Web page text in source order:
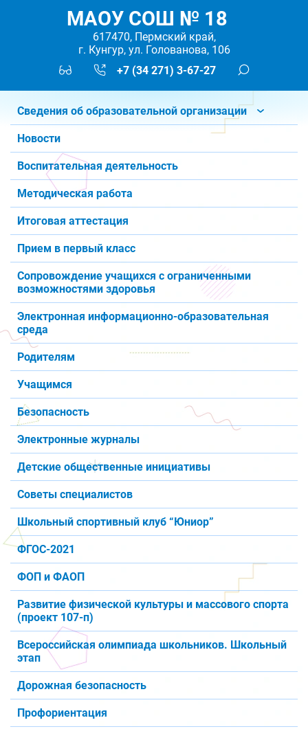
МАОУ СОШ № 18
617470, Пермский край,
г. Кунгур, ул. Голованова, 106
+7 (34 271) 3-67-27
Сведения об образовательной организации
Новости
Воспитательная деятельность
Методическая работа
Итоговая аттестация
Прием в первый класс
Сопровождение учащихся с ограниченными
возможностями здоровья
Электронная информационно-образовательная
среда
Родителям
Учащимся
Безопасность
Электронные журналы
Детские общественные инициативы
Советы специалистов
Школьный спортивный клуб “Юниор”
ФГОС-2021
ФОП и ФАОП
Развитие физической культуры и массового спорта
(проект 107-п)
Всероссийская олимпиада школьников. Школьный
этап
Дорожная безопасность
Профориентация